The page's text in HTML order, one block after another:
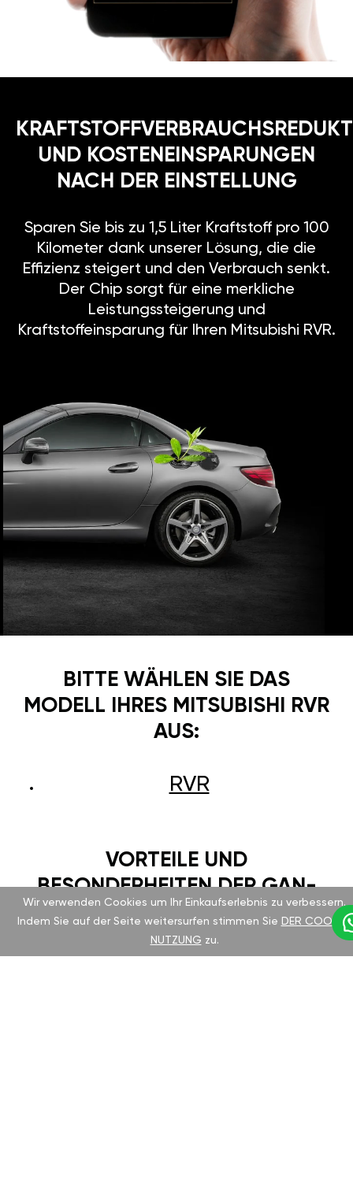
UND KOSTENEINSPARUNGEN
NACH DER EINSTELLUNG
Sparen Sie bis zu 1,5 Liter Kraftstoff pro 100
Kilometer dank unserer Lösung, die die
Effizienz steigert und den Verbrauch senkt.
Der Chip sorgt für eine merkliche
Leistungssteigerung und
Kraftstoffeinsparung für Ihren Mitsubishi RVR.
BITTE WÄHLEN SIE DAS
MODELL IHRES MITSUBISHI RVR
AUS:
RVR
VORTEILE UND
BESONDERHEITEN DER GAN-
EINSTELLUNG
Mitsubishi RVR ist seit langem für seine
Wir verwenden Cookies um Ihr Einkaufserlebnis zu verbessern.
Indem Sie auf der Seite weitersurfen stimmen Sie DER COOKIE-
NUTZUNG zu.